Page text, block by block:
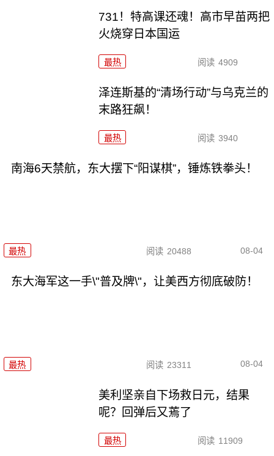
731！特高课还魂！高市早苗两把
火烧穿日本国运
最热 阅读 4909
泽连斯基的“清场行动”与乌克兰的
末路狂飙！
最热 阅读 3940
南海6天禁航，东大摆下“阳谋棋”，锤炼铁拳头！
最热 阅读 20488 08-04
东大海军这一手\"普及牌\"，让美西方彻底破防！
最热 阅读 23311 08-04
美利坚亲自下场救日元，结果
呢？回弹后又蔫了
最热 阅读 11909